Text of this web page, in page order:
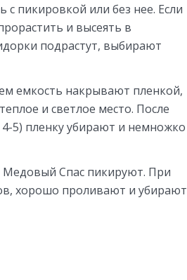
пикировкой или без нее. Если
и высеять в
подрастут, выбирают
емкость накрывают пленкой,
и светлое место. После
5) пленку убирают и немножко
Медовый Спас пикируют. При
хорошо проливают и убирают